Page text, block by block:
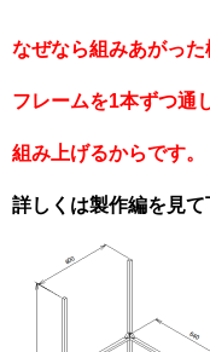
なぜなら組みあがった
フレームを1本ずつ通
組み上げるからです。
詳しくは製作編を見て